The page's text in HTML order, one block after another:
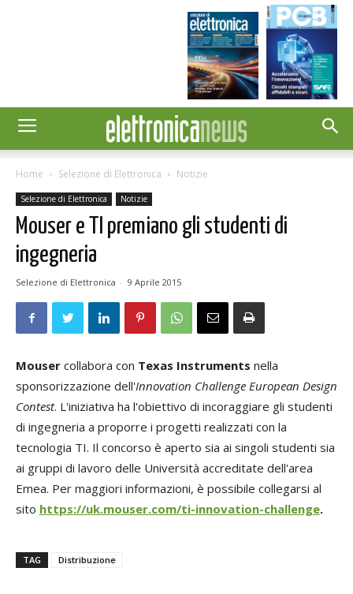
Home Selezione di Elettronica Notizie
Selezione di Elettronica Notizie
Mouser e TI premiano gli studenti di
ingegneria
Selezione di Elettronica - 9 Aprile 2015
Mouser collabora con Texas Instruments nella
sponsorizzazione dell'Innovation Challenge European Design
Contest. L'iniziativa ha l'obiettivo di incoraggiare gli studenti
di ingegneria a proporre i progetti realizzati con la
tecnologia TI. Il concorso è aperto sia ai singoli studenti sia
ai gruppi di lavoro delle Università accreditate dell'area
Emea. Per maggiori informazioni, è possibile collegarsi al
sito https://uk.mouser.com/ti-innovation-challenge.
TAG Distribuzione